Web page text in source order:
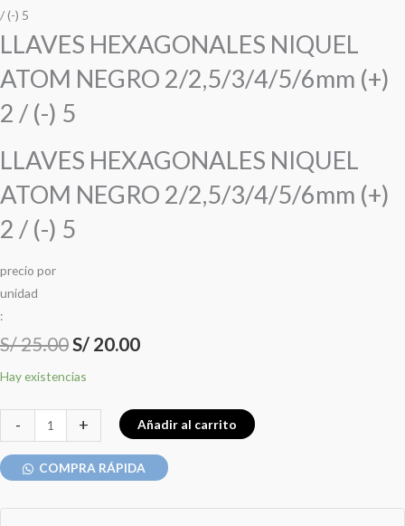
/ (-) 5
LLAVES HEXAGONALES NIQUEL
ATOM NEGRO 2/2,5/3/4/5/6mm (+)
2 / (-) 5
LLAVES HEXAGONALES NIQUEL
ATOM NEGRO 2/2,5/3/4/5/6mm (+)
2 / (-) 5
precio por
unidad
:
S/25.00
original
era:
S/ 25.00.
S/ 20.00
actual
es:
Hay existencias
-
NIQUEL
ATOM
NEGRO
2/2,5/3/4/5/6mm
(+)
2
/
(-)
5
cantidad
+ Añadir al carrito
COMPRA RÁPIDA
original
era:
S/ 25.00.
actual
es: